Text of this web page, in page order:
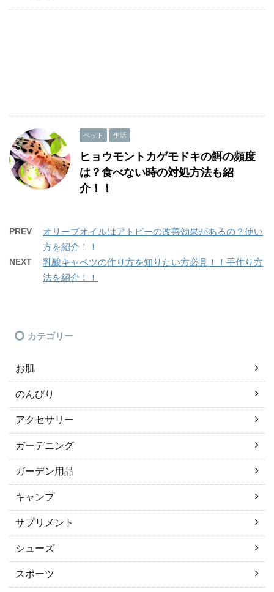
ペット 生活
ヒョウモントカゲモドキの餌の頻度
は？食べない時の対処方法も紹
介！！
PREV
オリーブオイルはアトピーの改善効果があるの？使い
方を紹介！！
NEXT
乳酸キャベツの作り方を知りたい方必見！！手作り方
法を紹介！！
カテゴリー
お肌
のんびり
アクセサリー
ガーデニング
ガーデン用品
キャンプ
サプリメント
シューズ
スポーツ